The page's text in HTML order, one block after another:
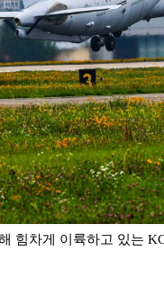
힘차게 이륙하고 있는